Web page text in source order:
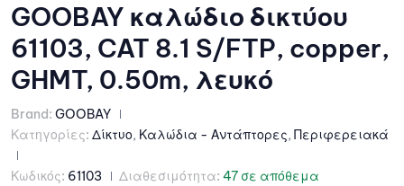
GOOBAY καλώδιο δικτύου
61103, CAT 8.1 S/FTP, copper,
GHMT, 0.50m, λευκό
Brand: GOOBAY
Κατηγορίες: Δίκτυο, Καλώδια - Αντάπτορες, Περιφερειακά
Κωδικός: 61103 Διαθεσιμότητα: 47 σε απόθεμα